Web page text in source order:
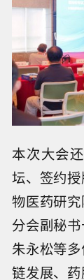
本次大会
坛、签约
物医药研
分会副秘
朱永松等
链发展、